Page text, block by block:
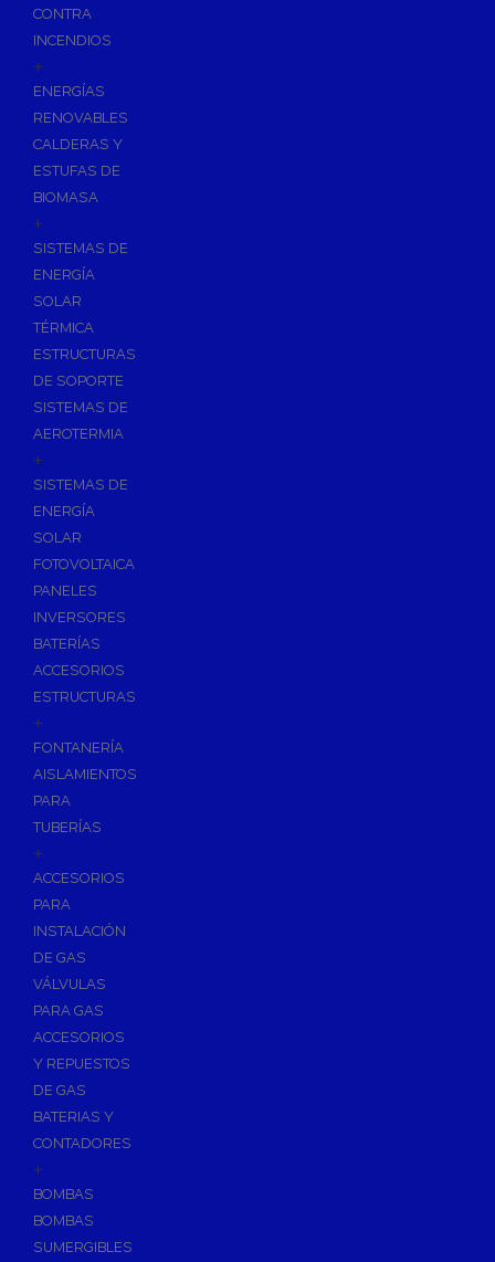
CONTRA
INCENDIOS
+
ENERGÍAS
RENOVABLES
CALDERAS Y
ESTUFAS DE
BIOMASA
+
SISTEMAS DE
ENERGÍA
SOLAR
TÉRMICA
ESTRUCTURAS
DE SOPORTE
SISTEMAS DE
AEROTERMIA
+
SISTEMAS DE
ENERGÍA
SOLAR
FOTOVOLTAICA
PANELES
INVERSORES
BATERÍAS
ACCESORIOS
ESTRUCTURAS
+
FONTANERÍA
AISLAMIENTOS
PARA
TUBERÍAS
+
ACCESORIOS
PARA
INSTALACIÓN
DE GAS
VÁLVULAS
PARA GAS
ACCESORIOS
Y REPUESTOS
DE GAS
BATERIAS Y
CONTADORES
+
BOMBAS
BOMBAS
SUMERGIBLES